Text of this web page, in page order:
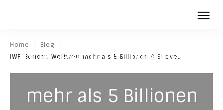
Home | Blog
|
IWF-Bericht: Weltweit mehr als 5 Billionen $ Subventionen für „schmutzige Energien“
IWF-Bericht: Weltweit
mehr als 5 Billionen